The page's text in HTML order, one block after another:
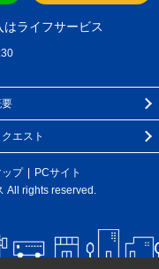
ライフサービス
エスト
プ
PCサイト
All rights reserved.